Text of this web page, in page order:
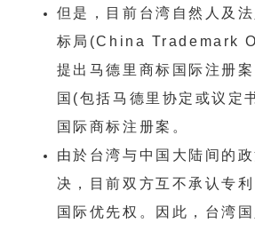
但是，目前台湾自然人及
标局(China Trademark
提出马德里商标国际注册
国(包括马德里协定或议定
国际商标注册案。
由於台湾与中国大陆间的
决，目前双方互不承认专
国际优先权。因此，台湾